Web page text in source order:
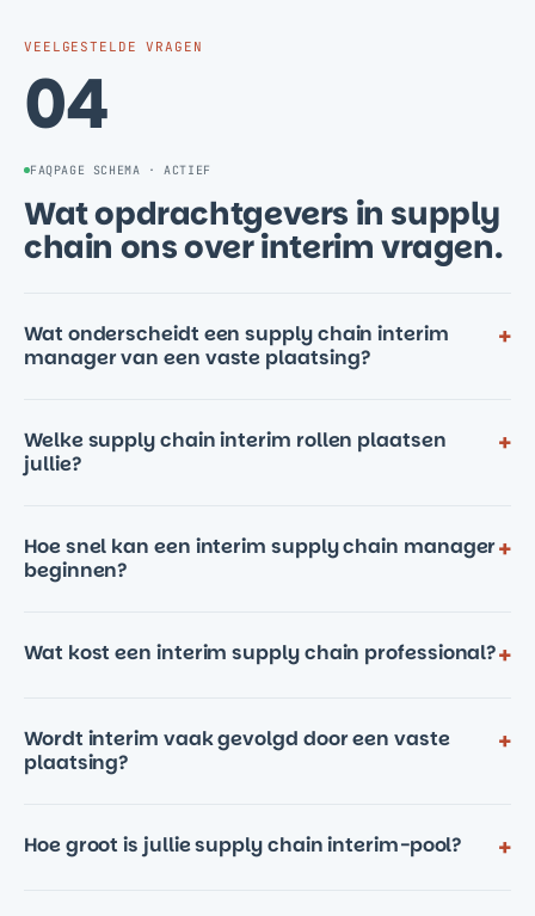
VEELGESTELDE VRAGEN
04
FAQPAGE SCHEMA · ACTIEF
Wat opdrachtgevers in supply
chain ons over interim vragen.
Wat onderscheidt een supply chain interim
manager van een vaste plaatsing?
+
Welke supply chain interim rollen plaatsen
jullie?
+
Hoe snel kan een interim supply chain manager
beginnen?
+
Wat kost een interim supply chain professional?+
Wordt interim vaak gevolgd door een vaste
plaatsing?
+
Hoe groot is jullie supply chain interim-pool? +